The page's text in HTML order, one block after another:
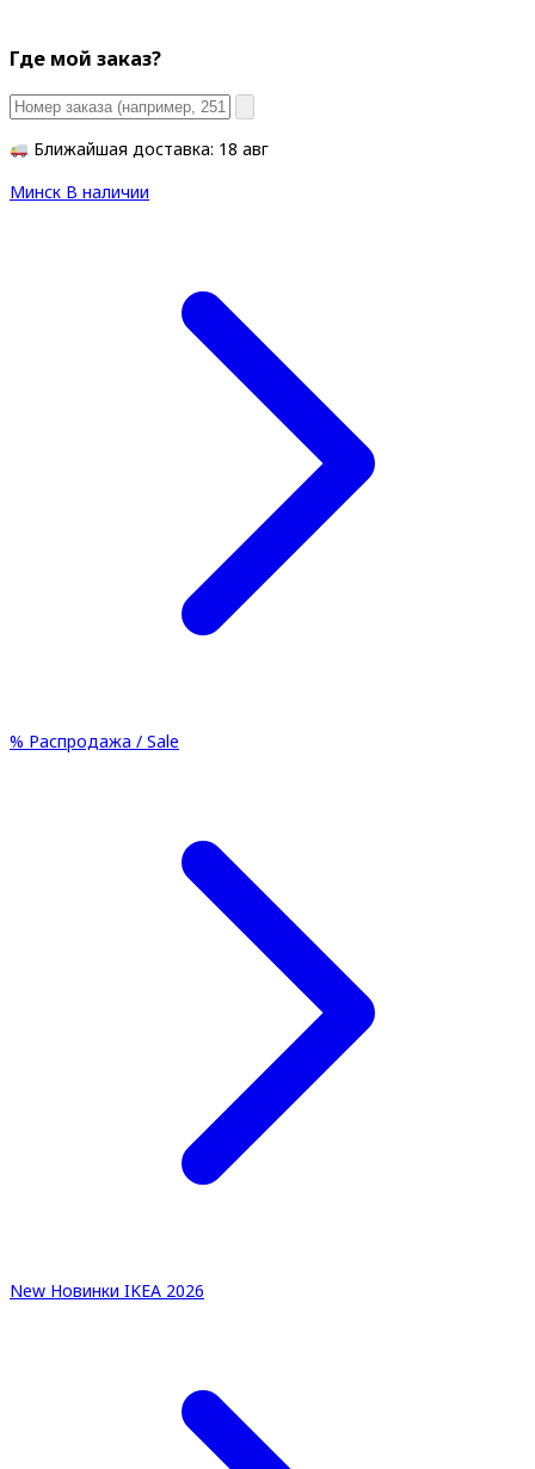
Где мой заказ?
Ближайшая доставка: 18 авг
Минск В наличии
% Распродажа / Sale
New Новинки IKEA 2026